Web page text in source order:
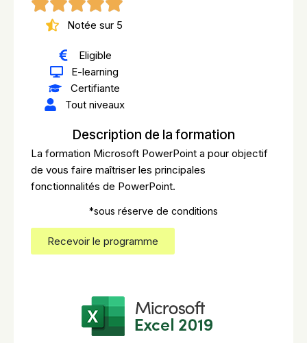
Notée sur 5
Eligible
E-learning
Certifiante
Tout niveaux
Description de la formation
La formation Microsoft PowerPoint a pour objectif
de vous faire maîtriser les principales
fonctionnalités de PowerPoint.
*sous réserve de conditions
Recevoir le programme